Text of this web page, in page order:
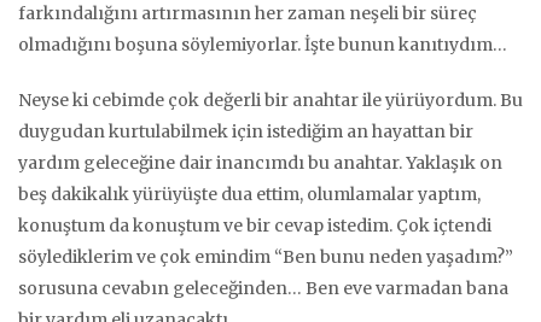
farkındalığını artırmasının her zaman neşeli bir süreç
olmadığını boşuna söylemiyorlar. İşte bunun kanıtıydım…
Neyse ki cebimde çok değerli bir anahtar ile yürüyordum. Bu
duygudan kurtulabilmek için istediğim an hayattan bir
yardım geleceğine dair inancımdı bu anahtar. Yaklaşık on
beş dakikalık yürüyüşte dua ettim, olumlamalar yaptım,
konuştum da konuştum ve bir cevap istedim. Çok içtendi
söylediklerim ve çok emindim “Ben bunu neden yaşadım?”
sorusuna cevabın geleceğinden… Ben eve varmadan bana